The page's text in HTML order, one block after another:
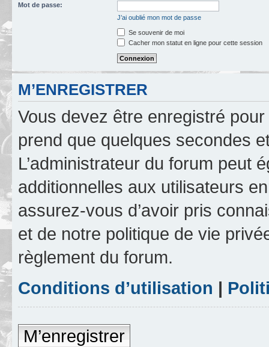
Mot de passe:
J’ai oublié mon mot de passe
Se souvenir de moi
Cacher mon statut en ligne pour cette session
M’ENREGISTRER
Vous devez être enregistré
prend que quelques secondes
L’administrateur du forum peut
additionnelles aux utilisateurs
assurez-vous d’avoir pris
et de notre politique de vie
règlement du forum.
Conditions d’utilisation |
M’enregistrer